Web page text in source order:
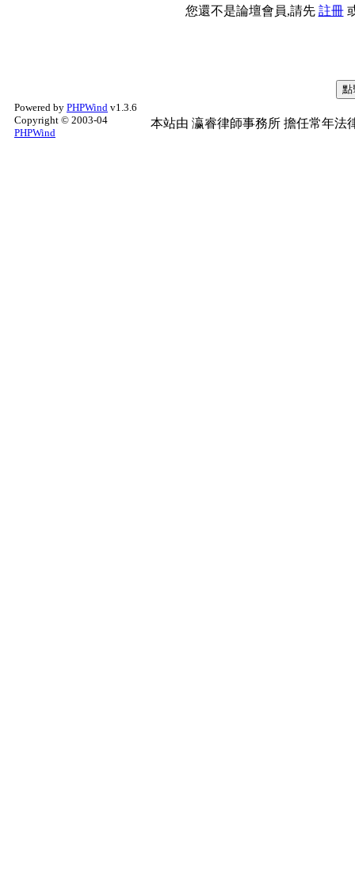
您還不是論壇會員,請先 註冊
Powered by PHPWind v1.3.6
Copyright © 2003-04
PHPWind
本站由 瀛睿律師事務所 擔任常年法